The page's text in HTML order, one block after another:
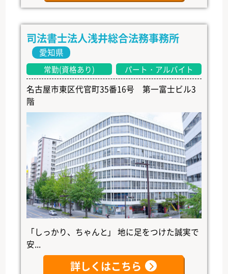
司法書士法人浅井総合法務事務所
愛知県
常勤(資格あり) パート・アルバイト
名古屋市東区代官町35番16号 第一富士ビル3
階
「しっかり、ちゃんと」 地に足をつけた誠実で
安...
詳しくはこちら